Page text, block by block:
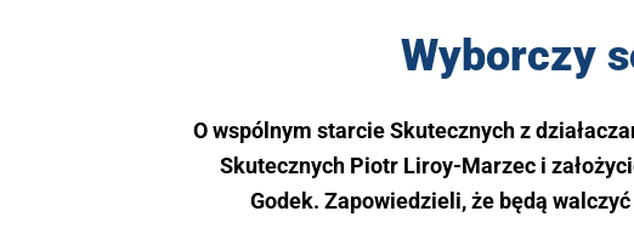
Wyborczy
O wspólnym starcie Skutecznych z
Skutecznych Piotr Liroy-Marzec i
Godek. Zapowiedzieli, że będą